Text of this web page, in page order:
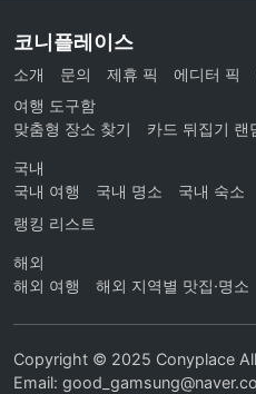
코니플레이스
소개 문의 제휴 픽 에디터 픽
여행 도구함
맞춤형 장소 찾기
카드 뒤집기 랜
국내
국내 여행
국내 명소 국내 숙소
랭킹 리스트
해외
해외 여행
해외 지역별 맛집·명소
Copyright © 2025 Conyplace
Email: